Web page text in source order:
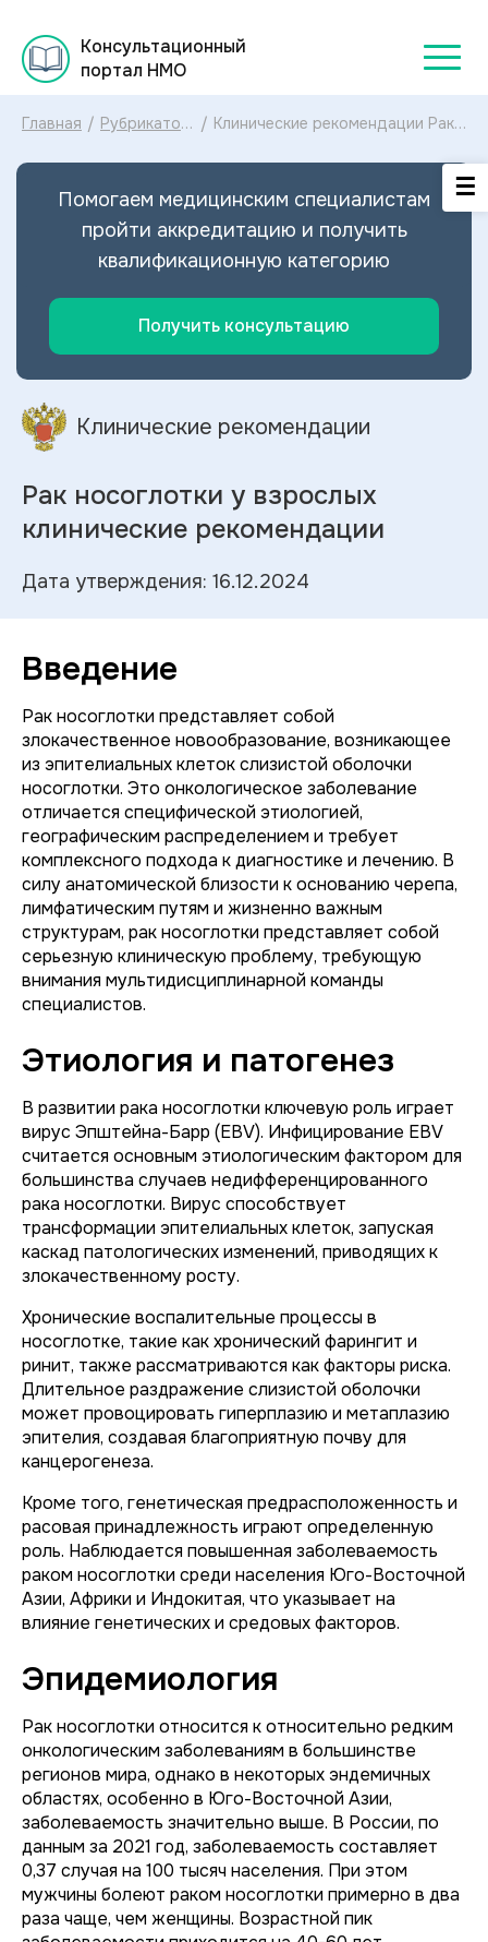
Консультационный
портал НМО
Главная / Рубрикатор
рекомендаций
/ Клинические рекомендации Рак
диагностика и лечение Рака
Помогаем медицинским специалистам
пройти аккредитацию и получить
квалификационную категорию
Получить консультацию
Клинические рекомендации
Рак носоглотки у взрослых
клинические рекомендации
Дата утверждения: 16.12.2024
Введение
Рак носоглотки представляет собой
злокачественное новообразование, возникающее
из эпителиальных клеток слизистой оболочки
носоглотки. Это онкологическое заболевание
отличается специфической этиологией,
географическим распределением и требует
комплексного подхода к диагностике и лечению. В
силу анатомической близости к основанию черепа,
лимфатическим путям и жизненно важным
структурам, рак носоглотки представляет собой
серьезную клиническую проблему, требующую
внимания мультидисциплинарной команды
специалистов.
Этиология и патогенез
В развитии рака носоглотки ключевую роль играет
вирус Эпштейна-Барр (EBV). Инфицирование EBV
считается основным этиологическим фактором для
большинства случаев недифференцированного
рака носоглотки. Вирус способствует
трансформации эпителиальных клеток, запуская
каскад патологических изменений, приводящих к
злокачественному росту.
Хронические воспалительные процессы в
носоглотке, такие как хронический фарингит и
ринит, также рассматриваются как факторы риска.
Длительное раздражение слизистой оболочки
может провоцировать гиперплазию и метаплазию
эпителия, создавая благоприятную почву для
канцерогенеза.
Кроме того, генетическая предрасположенность и
расовая принадлежность играют определенную
роль. Наблюдается повышенная заболеваемость
раком носоглотки среди населения Юго-Восточной
Азии, Африки и Индокитая, что указывает на
влияние генетических и средовых факторов.
Эпидемиология
Рак носоглотки относится к относительно редким
онкологическим заболеваниям в большинстве
регионов мира, однако в некоторых эндемичных
областях, особенно в Юго-Восточной Азии,
заболеваемость значительно выше. В России, по
данным за 2021 год, заболеваемость составляет
0,37 случая на 100 тысяч населения. При этом
мужчины болеют раком носоглотки примерно в два
раза чаще, чем женщины. Возрастной пик